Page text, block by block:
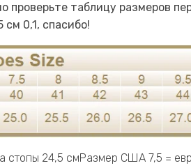
таблицу размеров
0,1, спасибо!
стопы 24,5 смРазмер США 7,5 =